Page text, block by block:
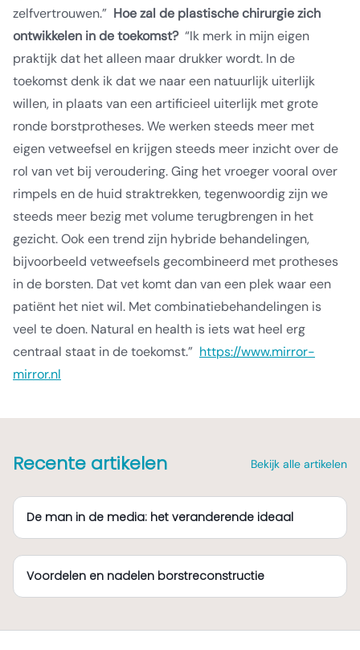
zelfvertrouwen.” Hoe zal de plastische chirurgie zich
ontwikkelen in de toekomst? “Ik merk in mijn eigen
praktijk dat het alleen maar drukker wordt. In de
toekomst denk ik dat we naar een natuurlijk uiterlijk
willen, in plaats van een artificieel uiterlijk met grote
ronde borstprotheses.We werken steeds meer met
eigen vetweefsel en krijgen steeds meer inzicht over de
rol van vet bij veroudering. Ging het vroeger vooral over
rimpels en de huid straktrekken, tegenwoordig zijn we
steeds meer bezig met volume terugbrengen in het
gezicht. Ook een trend zijn hybride behandelingen,
bijvoorbeeld vetweefsels gecombineerd met protheses
in de borsten. Dat vet komt dan van een plek waar een
patiënt het niet wil. Met combinatiebehandelingen is
veel te doen. Natural en health is iets wat heel erg
centraal staat in de toekomst.” https://www.mirror-
mirror.nl
Recente artikelen Bekijk alle artikelen
De man in de media: het veranderende ideaal
Voordelen en nadelen borstreconstructie